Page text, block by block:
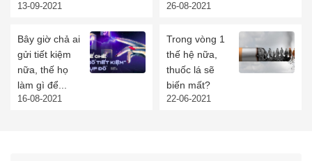
13-09-2021 26-08-2021
Bây giờ chả ai
gửi tiết kiệm
nữa, thế họ
làm gì để...
16-08-2021
Trong vòng 1
thế hệ nữa,
thuốc lá sẽ
biến mất?
22-06-2021